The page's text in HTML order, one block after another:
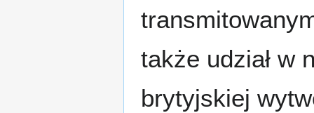
także udział w
brytyjskiej